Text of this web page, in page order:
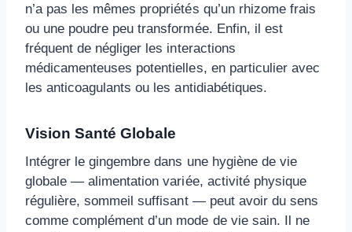
n’a pas les mêmes propriétés qu’un rhizome frais
ou une poudre peu transformée. Enfin, il est
fréquent de négliger les interactions
médicamenteuses potentielles, en particulier avec
les anticoagulants ou les antidiabétiques.
Vision Santé Globale
Intégrer le gingembre dans une hygiène de vie
globale — alimentation variée, activité physique
régulière, sommeil suffisant — peut avoir du sens
comme complément d’un mode de vie sain. Il ne